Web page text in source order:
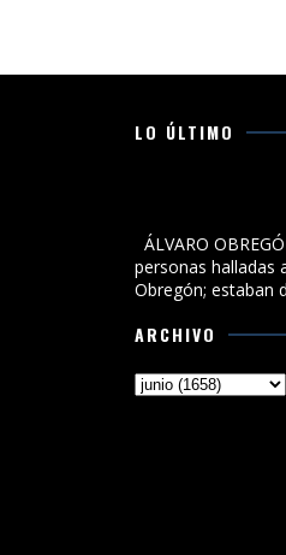
LO ÚLTIMO
ÁLVARO
personas halladas
Obregón; estaban
ARCHIVO